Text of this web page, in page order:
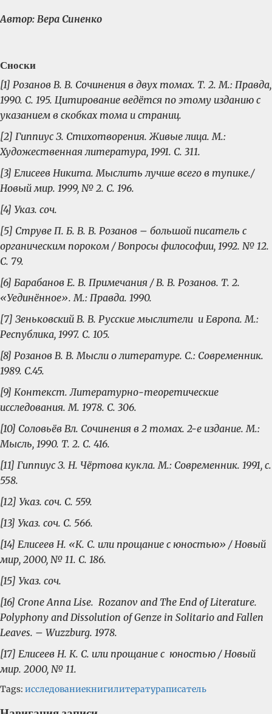
Автор: Вера Синенко
Сноски
[1] Розанов В. В. Сочинения в двух томах. Т. 2. М.: Правда,
1990. С. 195. Цитирование ведётся по этому изданию с
указанием в скобках тома и страниц.
[2] Гиппиус З. Стихотворения. Живые лица. М.:
Художественная литература, 1991. С. 311.
[3] Елисеев Никита. Мыслить лучше всего в тупике./
Новый мир. 1999, № 2. С. 196.
[4] Указ. соч.
[5] Струве П. Б. В. В. Розанов – большой писатель с
органическим пороком / Вопросы философии, 1992. № 12.
С. 79.
[6] Барабанов Е. В. Примечания / В. В. Розанов. Т. 2.
«Уединённое». М.: Правда. 1990.
[7] Зеньковский В. В. Русские мыслители и Европа. М.:
Республика, 1997. С. 105.
[8] Розанов В. В. Мысли о литературе. С.: Современник.
1989. С.45.
[9] Контекст. Литературно-теоретические
исследования. М. 1978. С. 306.
[10] Соловьёв Вл. Сочинения в 2 томах. 2-е издание. М.:
Мысль, 1990. Т. 2. С. 416.
[11] Гиппиус З. Н. Чёртова кукла. М.: Современник. 1991, с.
558.
[12] Указ. соч. С. 559.
[13] Указ. соч. С. 566.
[14] Елисеев Н. «К. С. или прощание с юностью» / Новый
мир, 2000, № 11. С. 186.
[15] Указ. соч.
[16] Crone Anna Lise. Rozanov and The End of Literature.
Polyphony and Dissolution of Genze in Solitario and Fallen
Leaves. – Wuzzburg. 1978.
[17] Елисеев Н. К. С. или прощание с юностью / Новый
мир. 2000, № 11.
Tags: исследованиекнигилитератураписатель